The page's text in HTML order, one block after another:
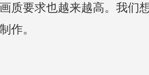
质要求也越来越高。我们
作。